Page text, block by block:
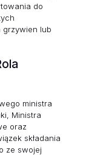
do
grzywien lub
ministra
Ministra
oraz
składania
ze swojej